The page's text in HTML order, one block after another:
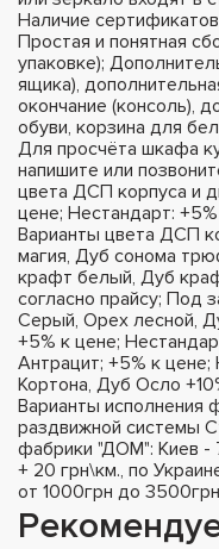
Наличие
Простая и понятная
упаковке);
ящика),
окончание (консоль),
обуви, корзина для
Для просчёта шкафа
напишите или
цвета ДСП корпуса и
цене; Нестандарт:
Варианты цвета ДСП
магия, Дуб сонома
крафт белый, Дуб
согласно прайсу; Под
Серый, Орех лесной,
+5% к цене;
Антрацит; +5% к
Кортона, Дуб Осло
Варианты исполнения
раздвижной системы
фабрики "ДОМ": Киев -
+ 20 грн\км., по
от 1000грн до